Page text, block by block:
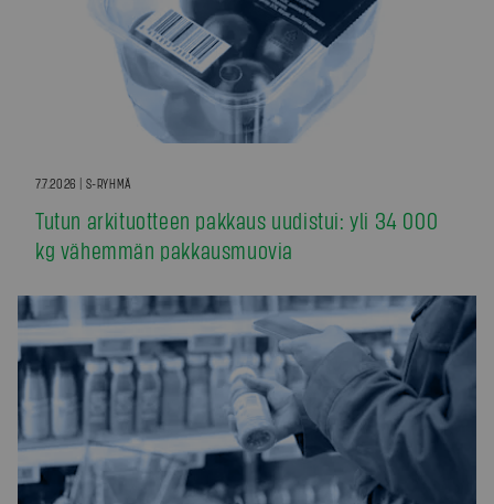
7.7.2026 | S-RYHMÄ
Tutun arkituotteen pakkaus uudistui: yli 34 000
kg vähemmän pakkausmuovia